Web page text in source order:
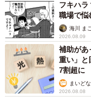
原材料に恵まれ、高い
が薄いのはなぜか。そ
で行われていた「おけ
大手メーカーに売り、
社製品として販売する
える一方、各蔵への原
フキハラ
職場で悩
海川 ま
2026.08.09
補助があ
重い」
7割超に
まいど
2026.08.08